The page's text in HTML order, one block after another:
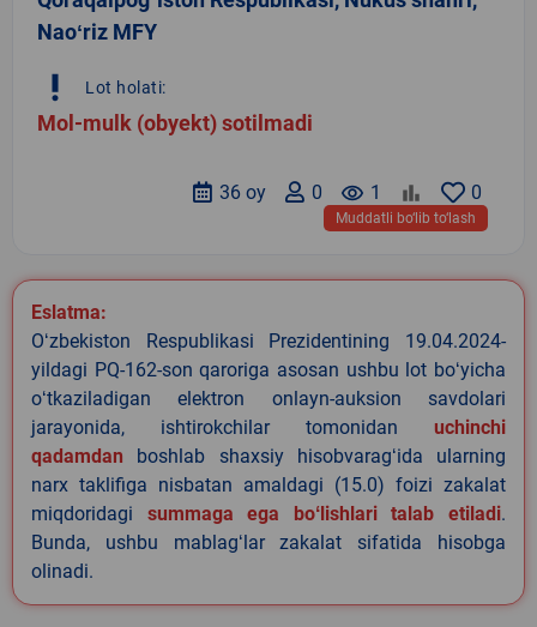
Naoʻriz MFY
priority_high Lot holati:
Mol-mulk (obyekt) sotilmadi
0
remove_red_eye 1
0
36 oy
Muddatli bo‘lib to‘lash
Eslatma:
Oʻzbekiston Respublikasi Prezidentining 19.04.2024-
yildagi PQ-162-son qaroriga asosan ushbu lot boʻyicha
oʻtkaziladigan elektron onlayn-auksion savdolari
jarayonida, ishtirokchilar tomonidan uchinchi
qadamdan boshlab shaxsiy hisobvaragʻida ularning
narx taklifiga nisbatan amaldagi (15.0) foizi zakalat
miqdoridagi summaga ega boʻlishlari talab etiladi.
Bunda, ushbu mablagʻlar zakalat sifatida hisobga
olinadi.